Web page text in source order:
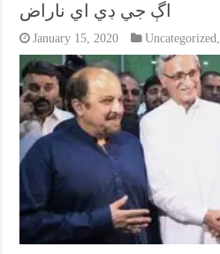
اڳ جي ڊي اي ناراض
January 15, 2020 Uncategorized,